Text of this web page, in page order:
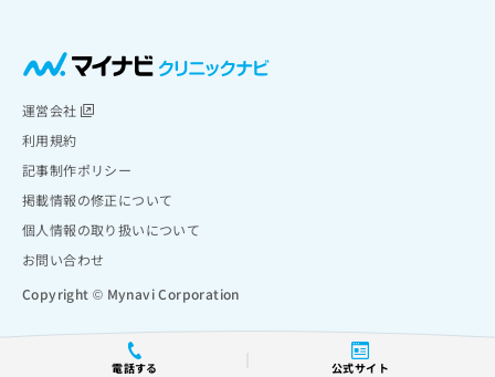
電話する 公式サイト
運営会社
利用規約
記事制作ポリシー
掲載情報の修正について
個人情報の取り扱いについて
お問い合わせ
Copyright © Mynavi Corporation